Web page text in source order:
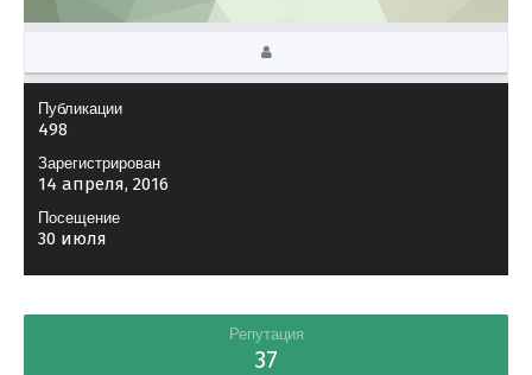
Публикации
498
Зарегистрирован
14 апреля, 2016
Посещение
30 июля
Репутация
37